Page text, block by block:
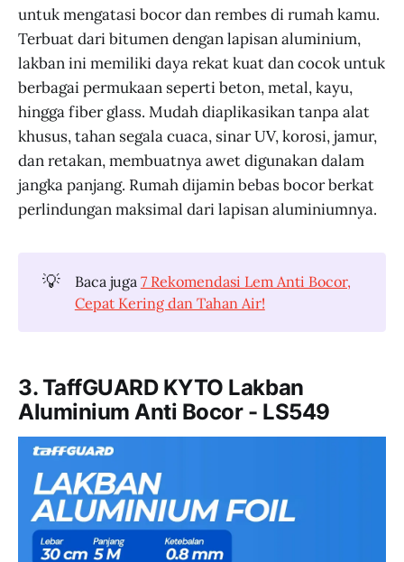
untuk mengatasi bocor dan rembes di rumah kamu.
Terbuat dari bitumen dengan lapisan aluminium,
lakban ini memiliki daya rekat kuat dan cocok untuk
berbagai permukaan seperti beton, metal, kayu,
hingga fiber glass. Mudah diaplikasikan tanpa alat
khusus, tahan segala cuaca, sinar UV, korosi, jamur,
dan retakan, membuatnya awet digunakan dalam
jangka panjang. Rumah dijamin bebas bocor berkat
perlindungan maksimal dari lapisan aluminiumnya.
💡 Baca juga 7 Rekomendasi Lem Anti Bocor,
Cepat Kering dan Tahan Air!
3. TaffGUARD KYTO Lakban
Aluminium Anti Bocor - LS549